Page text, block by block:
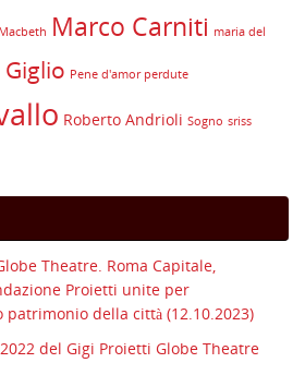
Macbeth Marco Carniti maria del
Pene d'amor perdute
Roberto Andrioli Sogno sriss
Theatre. Roma Capitale,
Proietti unite per
della città (12.10.2023)
del Gigi Proietti Globe Theatre